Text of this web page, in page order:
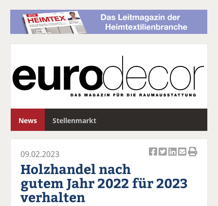
News Stellenmarkt
c
k k k k
09.02.2023
Holzhandel nach
gutem Jahr 2022 für 2023
verhalten